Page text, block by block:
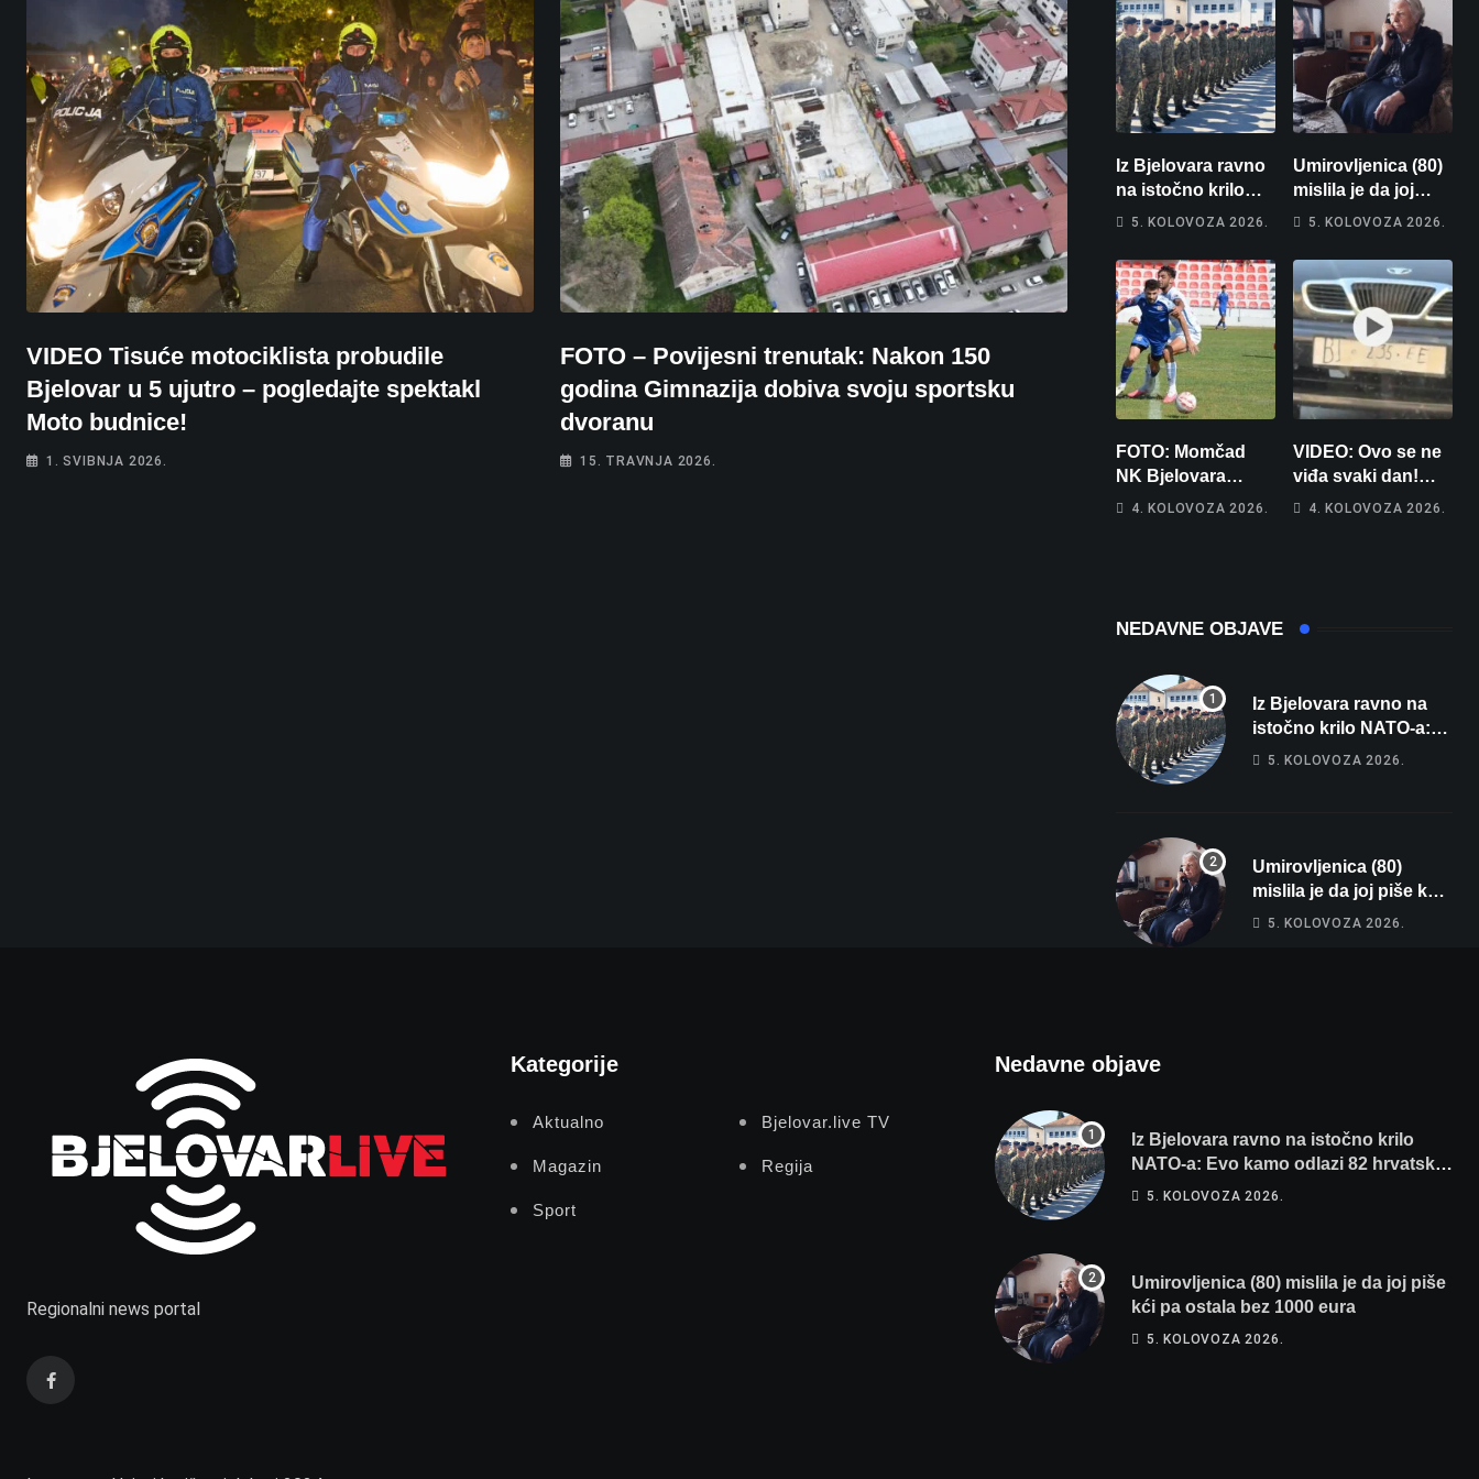
VIDEO Tisuće motociklista probudile
Bjelovar u 5 ujutro – pogledajte spektakl
Moto budnice!
1. SVIBNJA 2026.
FOTO – Povijesni trenutak: Nakon 150
godina Gimnazija dobiva svoju sportsku
dvoranu
15. TRAVNJA 2026.
Iz Bjelovara ravno
na istočno krilo
NATO-a: Evo kamo
vojnika i 6
vojnikinja
5. KOLOVOZA 2026.
Umirovljenica (80)
mislila je da joj
piše kći pa ostala
5. KOLOVOZA 2026.
FOTO: Momčad
NK Bjelovara
poprima jesenski
4. KOLOVOZA 2026.
VIDEO: Ovo se ne
viđa svaki dan!
Netko je na auto
4. KOLOVOZA 2026.
NEDAVNE OBJAVE
Iz Bjelovara ravno na
istočno krilo NATO-a:
Evo kamo odlazi 82
5. KOLOVOZA 2026.
Umirovljenica (80)
mislila je da joj piše kći
pa ostala bez 1000 eura
5. KOLOVOZA 2026.
Regionalni news portal
Kategorije
Aktualno Bjelovar.live TV
Magazin Regija
Sport
Nedavne objave
Iz Bjelovara ravno na istočno krilo
NATO-a: Evo kamo odlazi 82 hrvatska
vojnika i 6 vojnikinja
5. KOLOVOZA 2026.
Umirovljenica (80) mislila je da joj piše
kći pa ostala bez 1000 eura
5. KOLOVOZA 2026.